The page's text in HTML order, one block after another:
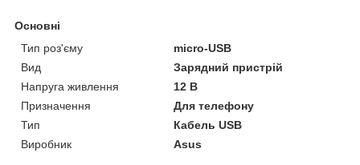
Основні
Тип роз'єму
micro-USB
Вид
Зарядний пристрій
Напруга живлення
12 В
Призначення
Для телефону
Тип
Кабель USB
Виробник
Asus